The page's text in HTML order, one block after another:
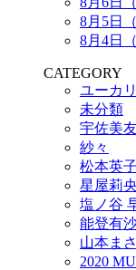
8月5日
8月4日
CATEGORY
ユーカ
未分類
宇佐美
紗々
松本英子
星屋莉央
塩ノ谷
能登有
山本ま
2020